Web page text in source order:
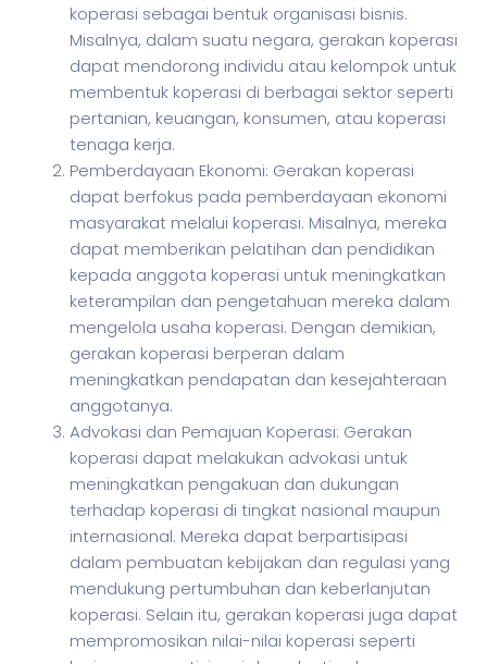
koperasi sebagai bentuk organisasi bisnis.
Misalnya, dalam suatu negara, gerakan koperasi
dapat mendorong individu atau kelompok untuk
membentuk koperasi di berbagai sektor seperti
pertanian, keuangan, konsumen, atau koperasi
tenaga kerja.
Pemberdayaan Ekonomi: Gerakan koperasi
dapat berfokus pada pemberdayaan ekonomi
masyarakat melalui koperasi. Misalnya, mereka
dapat memberikan pelatihan dan pendidikan
kepada anggota koperasi untuk meningkatkan
keterampilan dan pengetahuan mereka dalam
mengelola usaha koperasi. Dengan demikian,
gerakan koperasi berperan dalam
meningkatkan pendapatan dan kesejahteraan
anggotanya.
Advokasi dan Pemajuan Koperasi: Gerakan
koperasi dapat melakukan advokasi untuk
meningkatkan pengakuan dan dukungan
terhadap koperasi di tingkat nasional maupun
internasional. Mereka dapat berpartisipasi
dalam pembuatan kebijakan dan regulasi yang
mendukung pertumbuhan dan keberlanjutan
koperasi. Selain itu, gerakan koperasi juga dapat
mempromosikan nilai-nilai koperasi seperti